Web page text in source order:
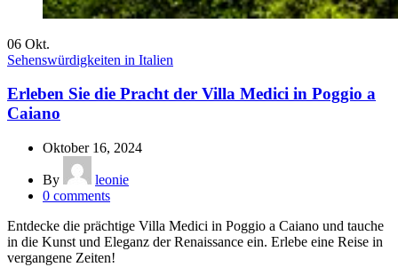
06 Okt.
Sehenswürdigkeiten in Italien
Erleben Sie die Pracht der Villa Medici in Poggio a
Caiano
Oktober 16, 2024
By
leonie
0 comments
Entdecke die prächtige Villa Medici in Poggio a Caiano und tauche
in die Kunst und Eleganz der Renaissance ein. Erlebe eine Reise in
vergangene Zeiten!